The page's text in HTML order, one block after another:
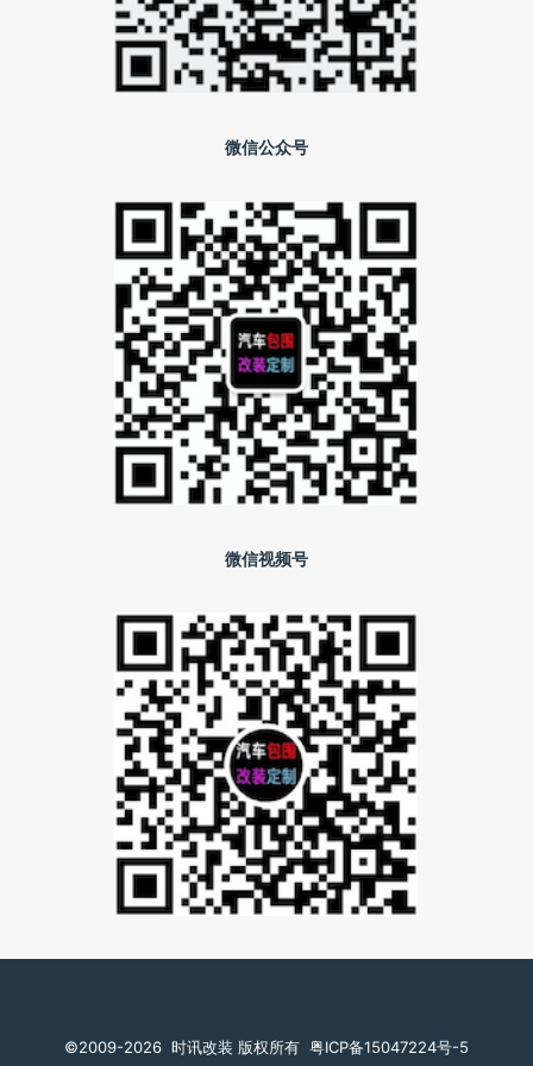
微信公众号
微信视频号
©️2009-2026 时讯改装 版权所有 粤ICP备15047224号-5